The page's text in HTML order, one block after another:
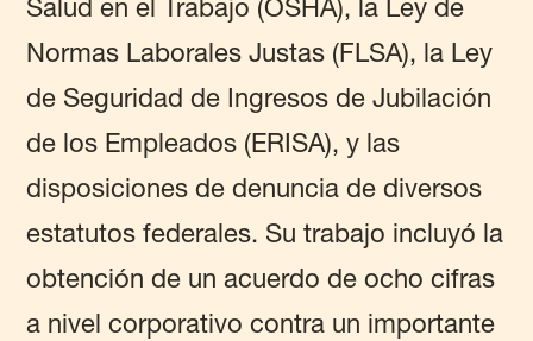
Salud en el Trabajo (OSHA), la Ley de
Normas Laborales Justas (FLSA), la Ley
de Seguridad de Ingresos de Jubilación
de los Empleados (ERISA), y las
disposiciones de denuncia de diversos
estatutos federales. Su trabajo incluyó la
obtención de un acuerdo de ocho cifras
a nivel corporativo contra un importante